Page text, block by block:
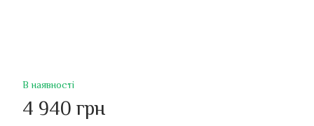
В наявності
4 940 грн